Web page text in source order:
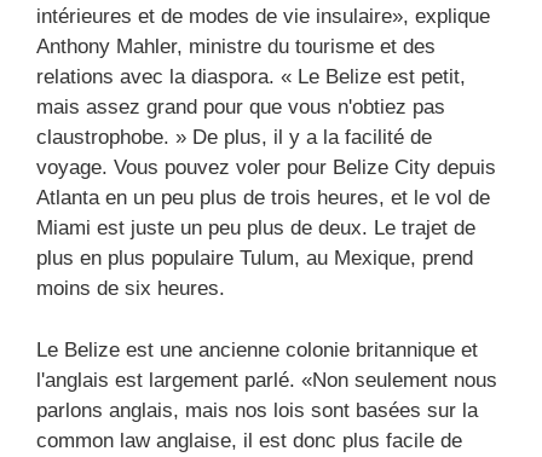
intérieures et de modes de vie insulaire», explique
Anthony Mahler, ministre du tourisme et des
relations avec la diaspora. « Le Belize est petit,
mais assez grand pour que vous n'obtiez pas
claustrophobe. » De plus, il y a la facilité de
voyage. Vous pouvez voler pour Belize City depuis
Atlanta en un peu plus de trois heures, et le vol de
Miami est juste un peu plus de deux. Le trajet de
plus en plus populaire Tulum, au Mexique, prend
moins de six heures.
Le Belize est une ancienne colonie britannique et
l'anglais est largement parlé. «Non seulement nous
parlons anglais, mais nos lois sont basées sur la
common law anglaise, il est donc plus facile de